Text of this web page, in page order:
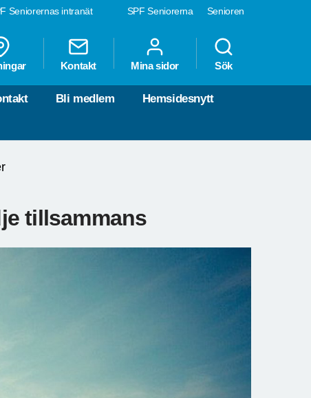
SPF Seniorerna Senioren
Seniorernas intranät
Kontakt Mina sidor Sök
Bli medlem Hemsidesnytt
tillsammans